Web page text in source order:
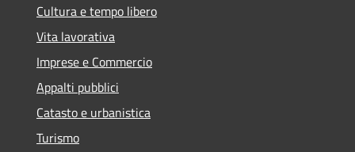
Cultura e tempo libero
Vita lavorativa
Imprese e Commercio
Appalti pubblici
Catasto e urbanistica
Turismo